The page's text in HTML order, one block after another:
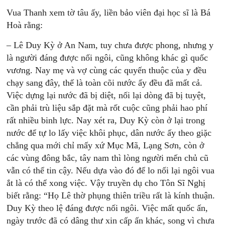
Vua Thanh xem tờ tâu ấy, liền bảo viên đại học sĩ là Bá
Hoà rằng:
– Lê Duy Kỳ ở An Nam, tuy chưa được phong, nhưng y
là người đáng được nối ngôi, cũng không khác gì quốc
vương. Nay mẹ và vợ cùng các quyến thuộc của y đều
chạy sang đây, thế là toàn cõi nước ấy đều đã mất cả.
Việc dựng lại nước đã bị diệt, nối lại dòng đã bị tuyệt,
cần phải trù liệu sắp đặt mà rốt cuộc cũng phải hao phí
rất nhiều binh lực. Nay xét ra, Duy Kỳ còn ở lại trong
nước để tự lo lấy việc khôi phục, dân nước ấy theo giặc
chẳng qua mới chỉ mấy xứ Mục Mã, Lạng Sơn, còn ở
các vùng đông bắc, tây nam thì lòng người mến chủ cũ
vẫn có thể tin cậy. Nếu dựa vào đó để lo nối lại ngôi vua
ắt là có thể xong việc. Vậy truyền dụ cho Tôn Sĩ Nghị
biết rằng: “Họ Lê thờ phụng thiên triều rất là kính thuận.
Duy Kỳ theo lệ đáng được nối ngôi. Việc mất quốc ấn,
ngày trước đã có dâng thư xin cấp ấn khác, song vì chưa